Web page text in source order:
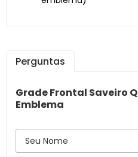
Perguntas
Grade Frontal Saveiro
Emblema